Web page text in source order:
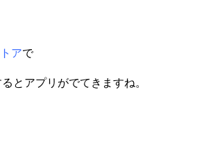
アで
とアプリがでてきますね。